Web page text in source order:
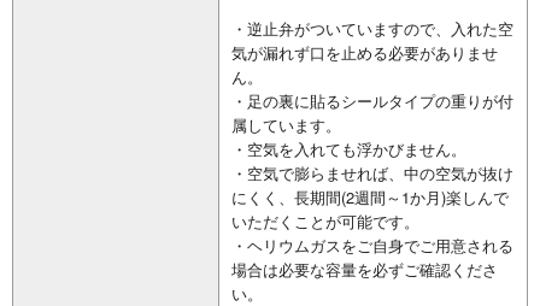
・逆止弁がついていますので、入れた空
気が漏れず口を止める必要がありませ
ん。
・足の裏に貼るシールタイプの重りが付
属しています。
・空気を入れても浮かびません。
・空気で膨らませれば、中の空気が抜け
にくく、長期間(2週間～1か月)楽しんで
いただくことが可能です。
・ヘリウムガスをご自身でご用意される
場合は必要な容量を必ずご確認くださ
い。